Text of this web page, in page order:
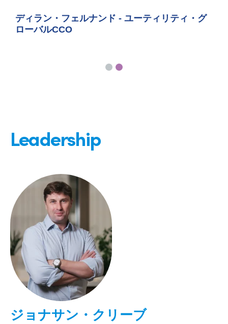
ディラン・フェルナンド - ユーティリティ・グ
ローバルCCO
Leadership
ジョナサン・クリーブ